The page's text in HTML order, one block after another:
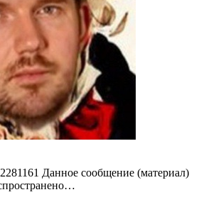
Данное сообщение (материал)